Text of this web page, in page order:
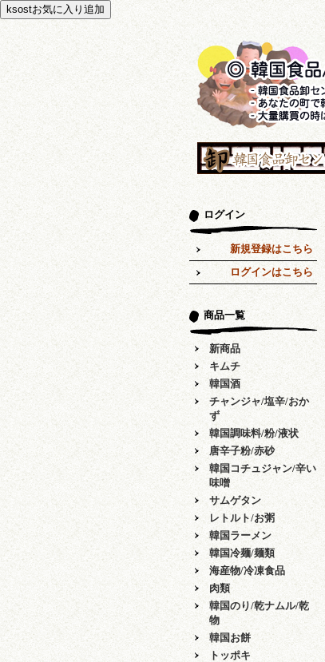
ログイン
新規登録はこちら
ログインはこちら
商品一覧
新商品
キムチ
韓国酒
チャンジャ/塩辛/おか
ず
韓国調味料/粉/液状
唐辛子粉/赤砂
韓国コチュジャン/辛い
味噌
サムゲタン
レトルト/お粥
韓国ラーメン
韓国冷麺/麺類
海産物/冷凍食品
肉類
韓国のり/乾ナムル/乾
物
韓国お餅
トッポキ